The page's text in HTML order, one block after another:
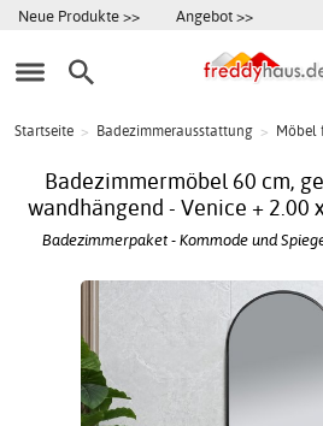
Neue Produkte >> Angebot >>
Startseite > Badezimmerausstattung > Möbel
Badezimmermöbel 60 cm,
wandhängend - Venice + 2.00
Badezimmerpaket - Kommode und